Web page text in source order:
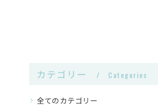
カテゴリー Categories
全てのカテゴリー